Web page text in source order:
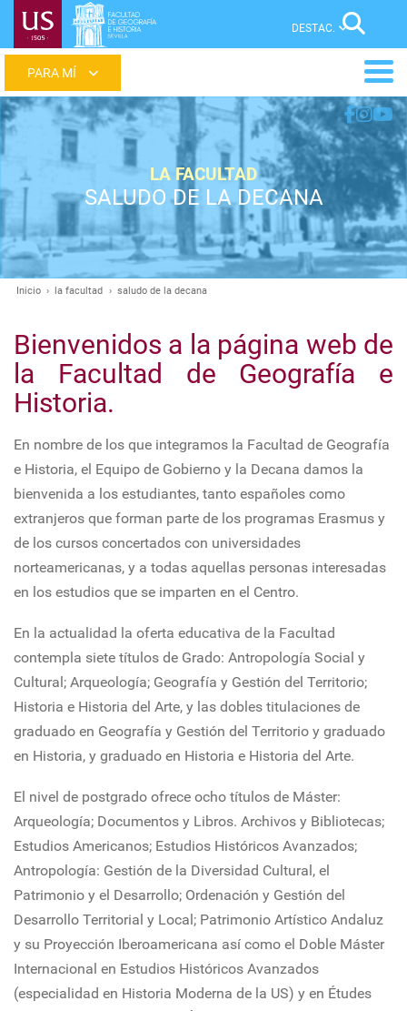
Pasar
menu
LA FACULTAD
SALUDO DE LA DECANA
Ruta
navegación
Inicio la facultad saludo de la decana
Bienvenidos a la página web de
la Facultad de Geografía e
Historia.
En nombre de los que integramos la Facultad de Geografía
e Historia, el Equipo de Gobierno y la Decana damos la
bienvenida a los estudiantes, tanto españoles como
extranjeros que forman parte de los programas Erasmus y
de los cursos concertados con universidades
norteamericanas, y a todas aquellas personas interesadas
en los estudios que se imparten en el Centro.
En la actualidad la oferta educativa de la Facultad
contempla siete títulos de Grado: Antropología Social y
Cultural; Arqueología; Geografía y Gestión del Territorio;
Historia e Historia del Arte, y las dobles titulaciones de
graduado en Geografía y Gestión del Territorio y graduado
en Historia, y graduado en Historia e Historia del Arte.
El nivel de postgrado ofrece ocho títulos de Máster:
Arqueología; Documentos y Libros. Archivos y Bibliotecas;
Estudios Americanos; Estudios Históricos Avanzados;
Antropología: Gestión de la Diversidad Cultural, el
Patrimonio y el Desarrollo; Ordenación y Gestión del
Desarrollo Territorial y Local; Patrimonio Artístico Andaluz
y su Proyección Iberoamericana así como el Doble Máster
Internacional en Estudios Históricos Avanzados
(especialidad en Historia Moderna de la US) y en Études